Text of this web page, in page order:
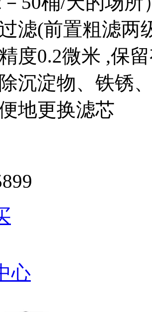
滤(前置粗滤两
度0.2微米 ,保
沉淀物、铁锈
地更换滤芯
心